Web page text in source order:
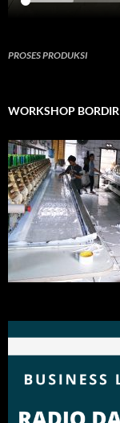
PROSES PRODUKSI
WORKSHOP